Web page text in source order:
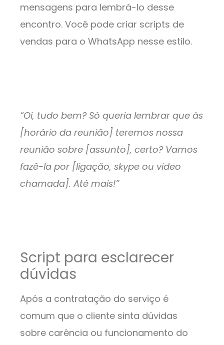
mensagens para lembrá-lo desse
encontro. Você pode criar scripts de
vendas para o WhatsApp nesse estilo.
“Oi, tudo bem? Só queria lembrar que às
[horário da reunião] teremos nossa
reunião sobre [assunto], certo? Vamos
fazê-la por [ligação, skype ou video
chamada]. Até mais!”
Script para esclarecer
dúvidas
Após a contratação do serviço é
comum que o cliente sinta dúvidas
sobre carência ou funcionamento do